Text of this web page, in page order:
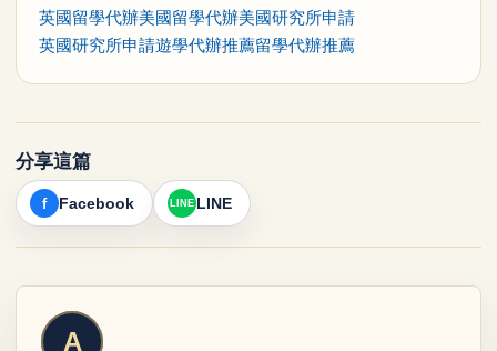
英國留學代辦美國留學代辦美國研究所申請
英國研究所申請遊學代辦推薦留學代辦推薦
分享這篇
Facebook LINE